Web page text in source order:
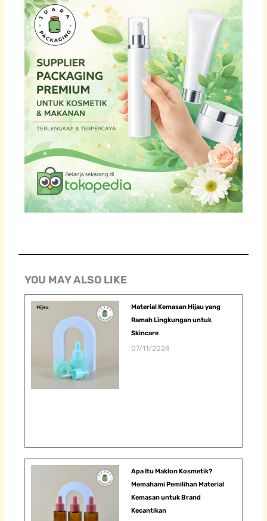
YOU MAY ALSO LIKE
Material Kemasan Hijau yang
Ramah Lingkungan untuk
Skincare
07/11/2024
Apa Itu Maklon Kosmetik?
Memahami Pemilihan Material
Kemasan untuk Brand
Kecantikan